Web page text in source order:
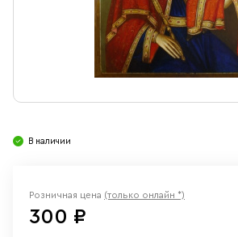
Ювелирные изделия
В наличии
Розничная цена (только онлайн *)
300 ₽